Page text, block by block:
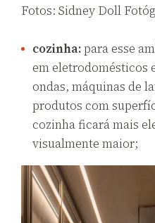
Fotos: Sidney Doll
cozinha:para esse
em eletrodomésticos
ondas, máquinas de
produtos com
cozinha ficará mais
visualmente maior;